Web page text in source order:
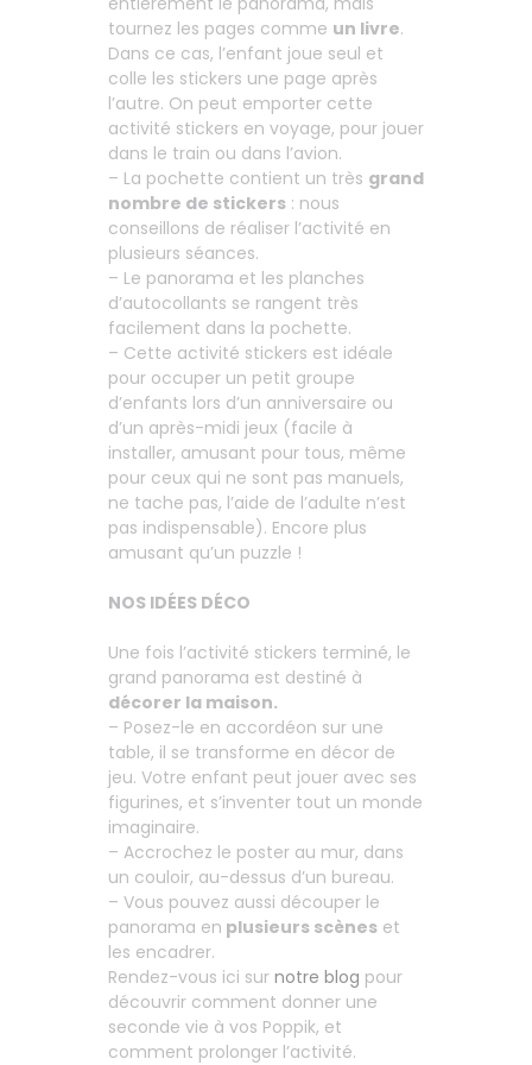
tournez les pages comme un livre.
Dans ce cas, l’enfant joue seul et
colle les stickers une page après
l’autre. On peut emporter cette
activité stickers en voyage, pour jouer
dans le train ou dans l’avion.
– La pochette contient un très grand
nombre de stickers : nous
conseillons de réaliser l’activité en
plusieurs séances.
– Le panorama et les planches
d’autocollants se rangent très
facilement dans la pochette.
– Cette activité stickers est idéale
pour occuper un petit groupe
d’enfants lors d’un anniversaire ou
d’un après-midi jeux (facile à
installer, amusant pour tous, même
pour ceux qui ne sont pas manuels,
ne tache pas, l’aide de l’adulte n’est
pas indispensable). Encore plus
amusant qu’un puzzle !
NOS IDÉES DÉCO
Une fois l’activité stickers terminé, le
grand panorama est destiné à
décorer la maison.
– Posez-le en accordéon sur une
table, il se transforme en décor de
jeu. Votre enfant peut jouer avec ses
figurines, et s’inventer tout un monde
imaginaire.
– Accrochez le poster au mur, dans
un couloir, au-dessus d’un bureau.
– Vous pouvez aussi découper le
panorama en plusieurs scènes et
les encadrer.
Rendez-vous ici sur notre blog pour
découvrir comment donner une
seconde vie à vos Poppik, et
comment prolonger l’activité.